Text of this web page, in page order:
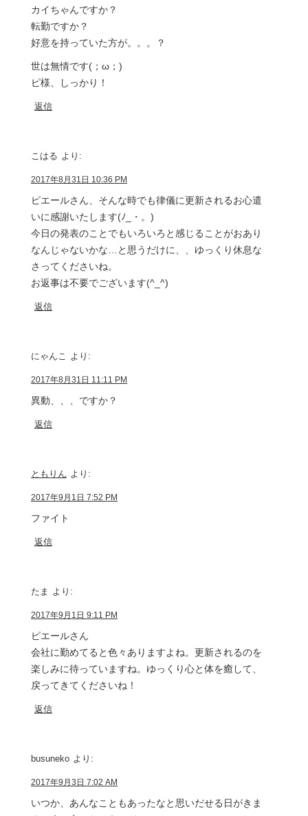
カイちゃんですか？
転勤ですか？
好意を持っていた方が。。。？
世は無情です(；ω；)
ピ様、しっかり！
返信
こはる より:
2017年8月31日 10:36 PM
ピエールさん、そんな時でも律儀に更新されるお心遣
いに感謝いたします(ﾉ_・。)
今日の発表のことでもいろいろと感じることがおあり
なんじゃないかな…と思うだけに、、ゆっくり休息な
さってくださいね。
お返事は不要でございます(^_^)
返信
にゃんこ より:
2017年8月31日 11:11 PM
異動、、、ですか？
返信
ともりん より:
2017年9月1日 7:52 PM
ファイト
返信
たま より:
2017年9月1日 9:11 PM
ピエールさん
会社に勤めてると色々ありますよね。更新されるのを
楽しみに待っていますね。ゆっくり心と体を癒して、
戻ってきてくださいね！
返信
busuneko より:
2017年9月3日 7:02 AM
いつか、あんなこともあったなと思いだせる日がきま